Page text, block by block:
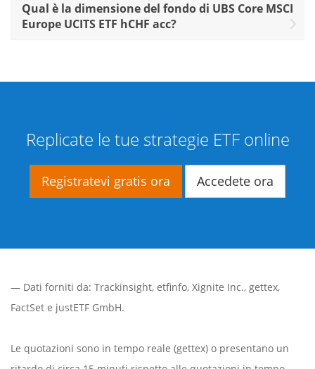
Qual è la dimensione del fondo di UBS Core MSCI
Europe UCITS ETF hCHF acc?
Replicate le tue strategie ETF online
Registratevi gratis ora Accedete ora
— Dati forniti da: Trackinsight, etfinfo, Xignite Inc., gettex,
FactSet e justETF GmbH.
Le quotazioni sono in tempo reale (gettex) o presentano un